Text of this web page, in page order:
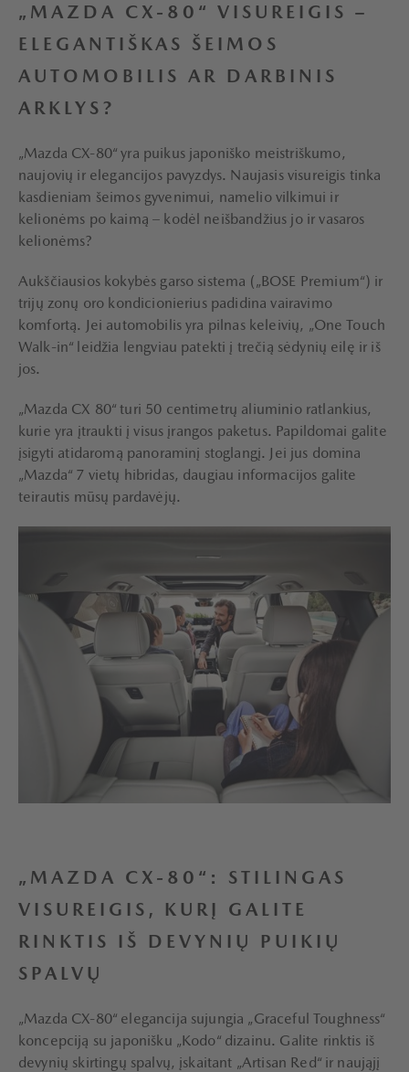
„MAZDA CX-80“ VISUREIGIS –
ELEGANTIŠKAS ŠEIMOS
AUTOMOBILIS AR DARBINIS
ARKLYS?
„Mazda CX-80“ yra puikus japoniško meistriškumo,
naujovių ir elegancijos pavyzdys. Naujasis visureigis tinka
kasdieniam šeimos gyvenimui, namelio vilkimui ir
kelionėms po kaimą – kodėl neišbandžius jo ir vasaros
kelionėms?
Aukščiausios kokybės garso sistema („BOSE Premium“) ir
trijų zonų oro kondicionierius padidina vairavimo
komfortą. Jei automobilis yra pilnas keleivių, „One Touch
Walk-in“ leidžia lengviau patekti į trečią sėdynių eilę ir iš
jos.
„Mazda CX 80“ turi 50 centimetrų aliuminio ratlankius,
kurie yra įtraukti į visus įrangos paketus. Papildomai galite
įsigyti atidaromą panoraminį stoglangį. Jei jus domina
„Mazda“ 7 vietų hibridas, daugiau informacijos galite
teirautis mūsų pardavėjų.
„MAZDA CX-80“: STILINGAS
VISUREIGIS, KURĮ GALITE
RINKTIS IŠ DEVYNIŲ PUIKIŲ
SPALVŲ
„Mazda CX-80“ elegancija sujungia „Graceful Toughness“
koncepciją su japonišku „Kodo“ dizainu. Galite rinktis iš
devynių skirtingų spalvų, įskaitant „Artisan Red“ ir naująjį